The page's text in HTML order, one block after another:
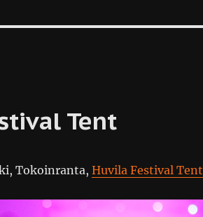
Tent
Tokoinranta, Huvila Festival Tent